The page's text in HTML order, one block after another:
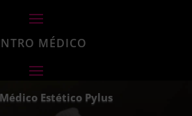
MÉDICO
Estético Pylus